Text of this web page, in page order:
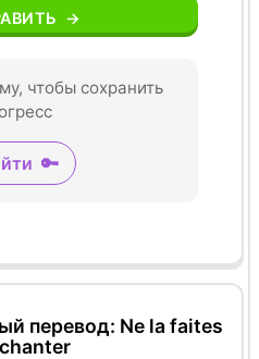
→
чтобы сохранить
🔑
перевод: Ne la faites